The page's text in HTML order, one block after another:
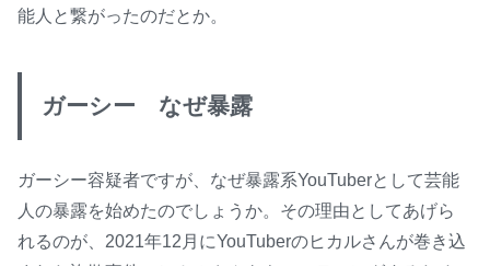
能人と繋がったのだとか。
ガーシー なぜ暴露
ガーシー容疑者ですが、なぜ暴露系YouTuberとして芸能
人の暴露を始めたのでしょうか。その理由としてあげら
れるのが、2021年12月にYouTuberのヒカルさんが巻き込